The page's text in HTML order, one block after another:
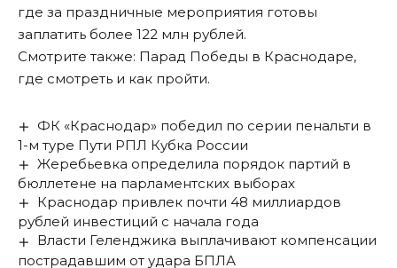
где за праздничные мероприятия готовы
заплатить более 122 млн рублей.
Смотрите также: Парад Победы в Краснодаре,
где смотреть и как пройти.
ФК «Краснодар» победил по серии пенальти в
1-м туре Пути РПЛ Кубка России
Жеребьевка определила порядок партий в
бюллетене на парламентских выборах
Краснодар привлек почти 48 миллиардов
рублей инвестиций с начала года
Власти Геленджика выплачивают компенсации
пострадавшим от удара БПЛА